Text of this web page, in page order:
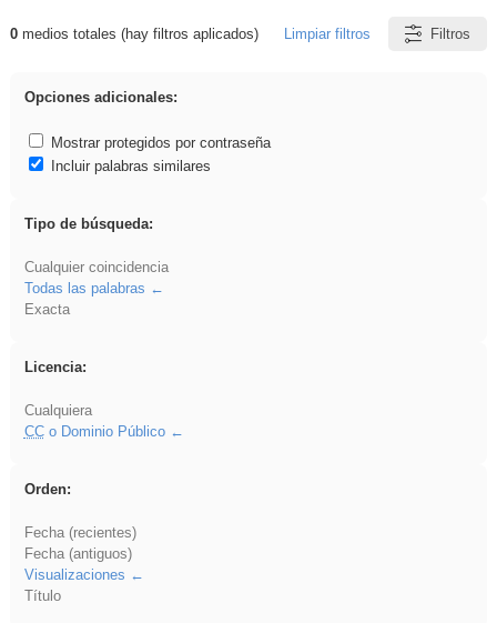
Resultados de: venganza
0medios totales (hay filtros aplicados) Limpiar filtros Filtros
Opciones adicionales:
Mostrar protegidos por contraseña
Incluir palabras similares
Tipo de búsqueda:
Cualquier coincidencia
Todas las palabras
Exacta
Licencia:
Cualquiera
CCo Dominio Público
Orden:
Fecha (recientes)
Fecha (antiguos)
Visualizaciones
Título